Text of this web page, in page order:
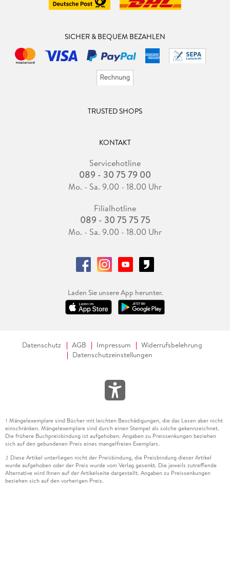
SICHER & BEQUEM BEZAHLEN
TRUSTED SHOPS
KONTAKT
Servicehotline
089 - 30 75 79 00
Mo. - Sa. 9.00 - 18.00 Uhr
Filialhotline
089 - 30 75 75 75
Mo. - Sa. 9.00 - 18.00 Uhr
Laden Sie unsere App herunter.
Datenschutz AGB Impressum
Widerrufsbelehrung
Datenschutzeinstellungen
1 Mängelexemplare sind Bücher mit leichten Beschädigungen, die das Lesen aber nicht
einschränken. Mängelexemplare sind durch einen Stempel als solche gekennzeichnet.
Die frühere Buchpreisbindung ist aufgehoben. Angaben zu Preissenkungen beziehen
sich auf den gebundenen Preis eines mangelfreien Exemplars.
2 Diese Artikel unterliegen nicht der Preisbindung, die Preisbindung dieser Artikel
wurde aufgehoben oder der Preis wurde vom Verlag gesenkt. Die jeweils zutreffende
Alternative wird Ihnen auf der Artikelseite dargestellt. Angaben zu Preissenkungen
beziehen sich auf den vorherigen Preis.